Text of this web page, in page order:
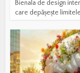
Bienala de design
care depășește